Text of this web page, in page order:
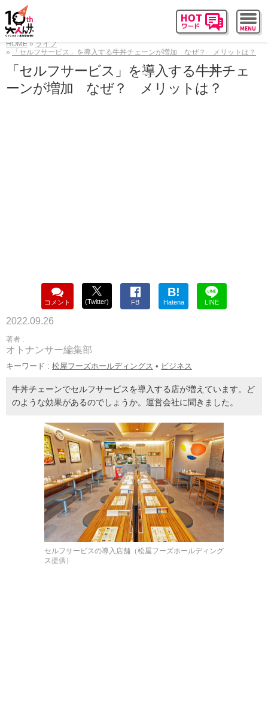
HOME
ライフ
「セルフサービス」を導入する牛丼チェーンが増加 なぜ？ メリットは？
「セルフサービス」を導入する牛丼チェ
ーンが増加 なぜ？ メリットは？
コメント (Twitter) FB
B!
Hatena LINE
2022.09.26
著者 :
オトナンサー編集部
キーワード : 松屋フーズホールディングス • ビジネス
牛丼チェーンでセルフサービスを導入する店が増えています。ど
のような効果があるのでしょうか。運営会社に聞きました。
セルフサービスの導入店舗（松屋フーズホールディング
ス提供）